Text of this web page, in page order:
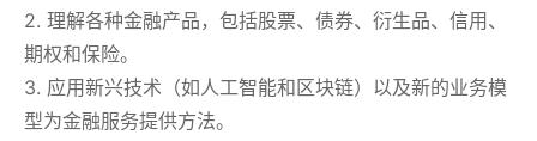
2. 理解各种金融产品，包括股票、债券、衍生品、信用、
期权和保险。
3. 应用新兴技术（如人工智能和区块链）以及新的业务模
型为金融服务提供方法。